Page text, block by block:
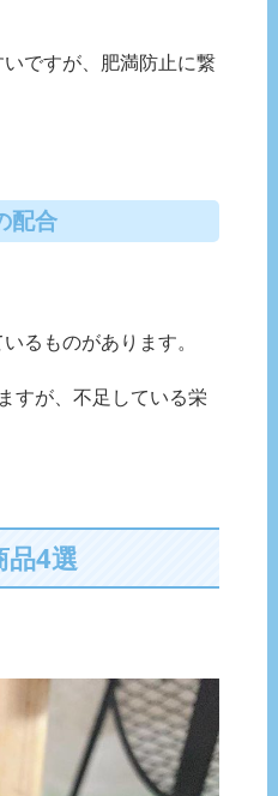
ですが、肥満防止に繋
配合
るものがあります。
すが、不足している栄
品4選